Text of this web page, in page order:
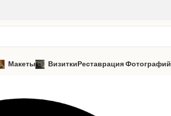
Макеты ВизиткиРеставрация Фотографий
Ария Часы из виниловой пластинки «Ария» 2